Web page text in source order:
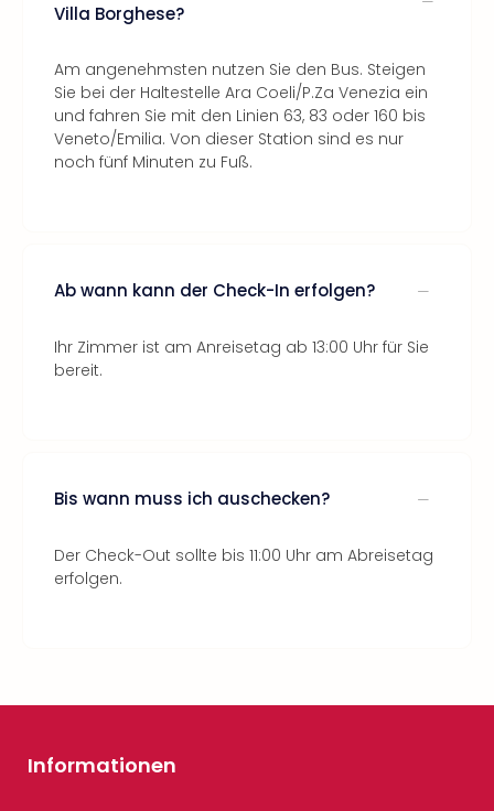
Villa Borghese?
Am angenehmsten nutzen Sie den Bus. Steigen
Sie bei der Haltestelle Ara Coeli/P.Za Venezia ein
und fahren Sie mit den Linien 63, 83 oder 160 bis
Veneto/Emilia. Von dieser Station sind es nur
noch fünf Minuten zu Fuß.
Ab wann kann der Check-In erfolgen?
Ihr Zimmer ist am Anreisetag ab 13:00 Uhr für Sie
bereit.
Bis wann muss ich auschecken?
Der Check-Out sollte bis 11:00 Uhr am Abreisetag
erfolgen.
Informationen